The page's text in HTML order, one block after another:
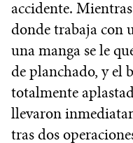
accidente.
donde trabaja con
una manga se le
de planchado, y el
totalmente
llevaron
tras dos